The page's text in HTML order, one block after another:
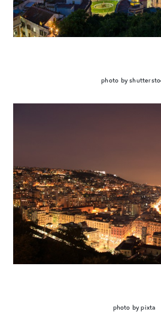
photo by
photo by pixta